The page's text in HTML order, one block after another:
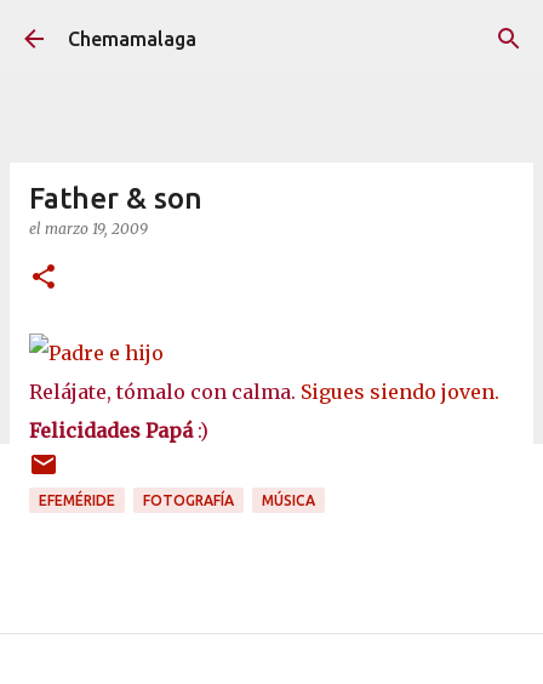
Ir al contenido principal
Chemamalaga
Father & son
el marzo 19, 2009
Relájate, tómalo con calma. Sigues siendo joven.
Felicidades Papá:)
EFEMÉRIDE FOTOGRAFÍA MÚSICA